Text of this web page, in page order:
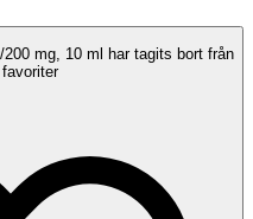
mg, 10 ml har tagits bort från